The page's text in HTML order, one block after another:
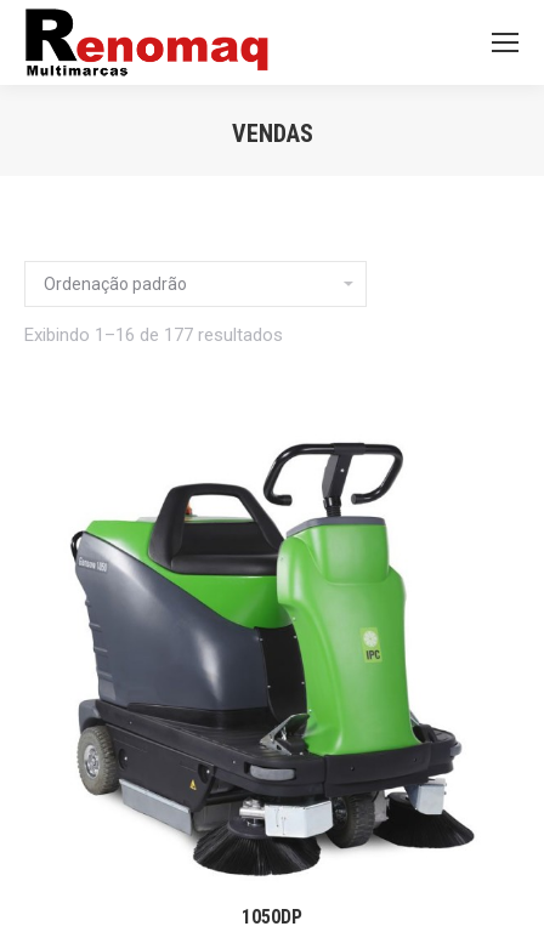
VENDAS
Exibindo 1–16 de 177 resultados
1050DP